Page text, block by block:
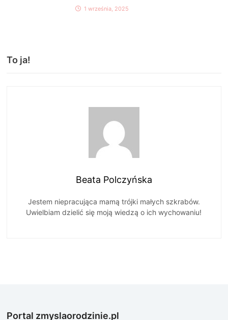
1 września, 2025
To ja!
Beata Polczyńska
Jestem niepracująca mamą trójki małych szkrabów.
Uwielbiam dzielić się moją wiedzą o ich wychowaniu!
Portal zmyslaorodzinie.pl